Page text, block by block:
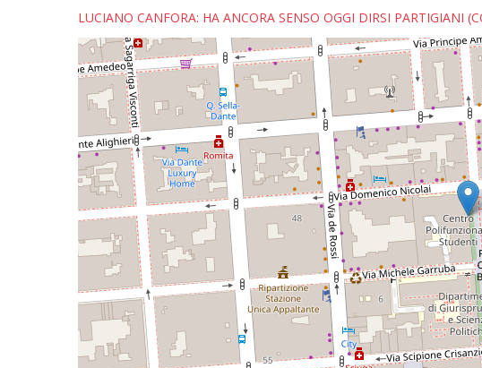
LUCIANO CANFORA: HA ANCORA SENSO OGGI DIRSI PARTIGIANI